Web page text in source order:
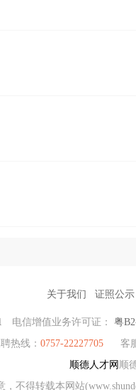
关于我们 证照公示
电信增值业务许可证： 粤
热线： 0757-22227705 客
顺德人才网 顺
，不得转载本网站